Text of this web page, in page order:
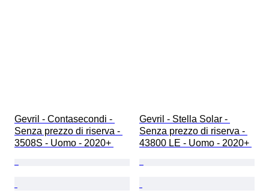
Gevril - Contasecondi -
Senza prezzo di riserva -
3508S - Uomo - 2020+
Gevril - Stella Solar -
Senza prezzo di riserva -
43800 LE - Uomo - 2020+